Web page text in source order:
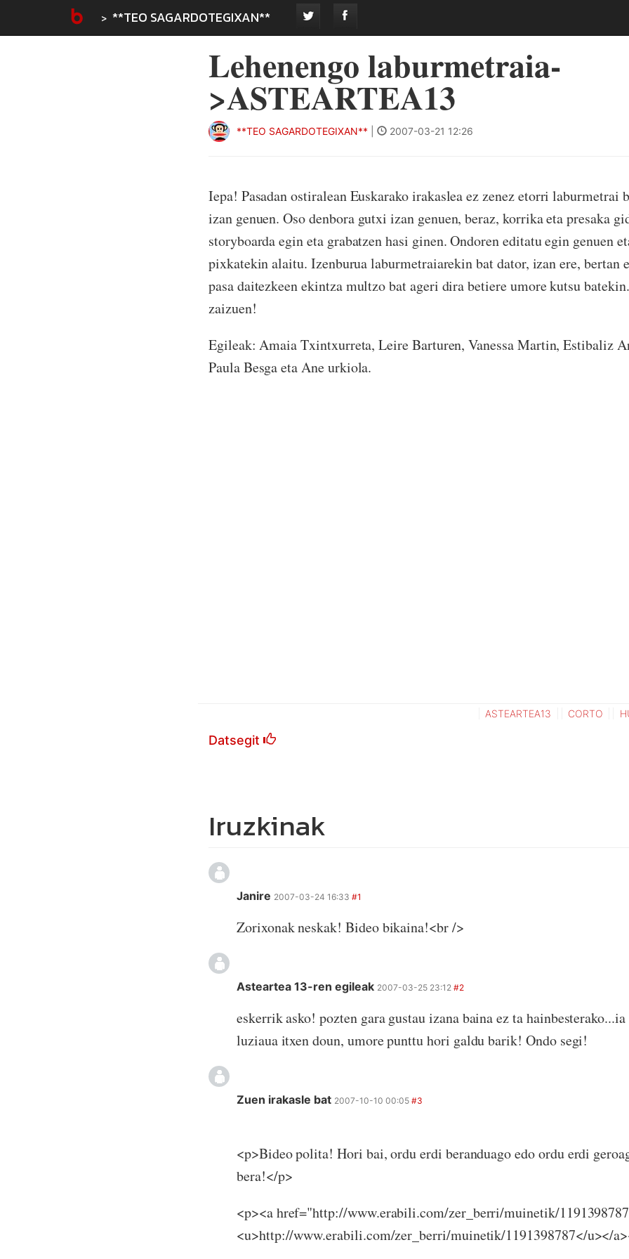
**TEO SAGARDOTEGIXAN**
Lehenengo laburmetraia-
>ASTEARTEA13
**TEO SAGARDOTEGIXAN** 2007-03-21 12:26
Iepa! Pasadan ostiralean Euskarako irakaslea ez zenez etorri laburmetrai
izan genuen. Oso denbora gutxi izan genuen, beraz, korrika eta presaka
storyboarda egin eta grabatzen hasi ginen. Ondoren editatu egin genuen
pixkatekin alaitu. Izenburua laburmetraiarekin bat dator, izan ere, bertan
pasa daitezkeen ekintza multzo bat ageri dira betiere umore kutsu
zaizuen!
Egileak: Amaia Txintxurreta, Leire Barturen, Vanessa Martin, Estibaliz
Paula Besga eta Ane urkiola.
Datsegit
ASTEARTEA13 CORTO
Iruzkinak
Janire 2007-03-24 16:33 #1
Zorixonak neskak! Bideo bikaina!<br />
Asteartea 13-ren egileak 2007-03-25 23:12 #2
eskerrik asko! pozten gara gustau izana baina ez ta
luziaua itxen doun, umore punttu hori galdu barik! Ondo segi!
Zuen irakasle bat 2007-10-10 00:05 #3
<p>Bideo polita! Hori bai, ordu erdi beranduago edo ordu erdi
bera!</p>
<p><a href="http://www.erabili.com/zer_berri/muinetik/
<u>http://www.erabili.com/zer_berri/muinetik/1191398787</u></